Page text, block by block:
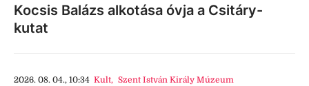
Kocsis Balázs alkotása óvja a Csitáry-
kutat
2026. 08. 04., 10:34 Kult, Szent István Király Múzeum